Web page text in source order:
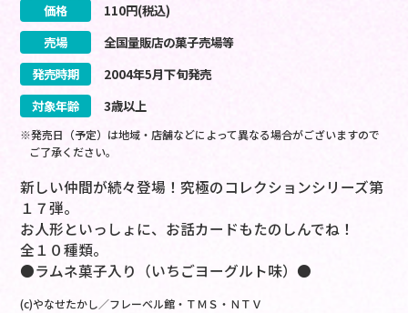
価格 110円(税込)
売場
全国量販店の菓子売場等
発売時期
2004年5月下旬発売
対象年齢
3歳以上
※発売日（予定）は地域・店舗などによって異なる場合がございますので
ご了承ください。
新しい仲間が続々登場！究極のコレクションシリーズ第
１７弾。
お人形といっしょに、お話カードもたのしんでね！
全１０種類。
●ラムネ菓子入り（いちごヨーグルト味）●
(c)やなせたかし／フレーベル館・ＴＭＳ・ＮＴＶ